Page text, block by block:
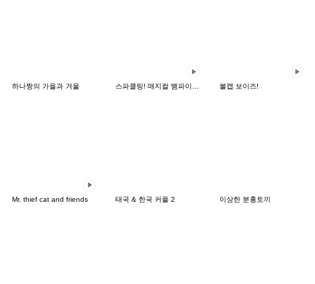
하나짱의 가을과 겨울 볼캡 보이즈!
Mr. thief cat and friends 태국 & 한국 커플 2 이상한 분홍토끼